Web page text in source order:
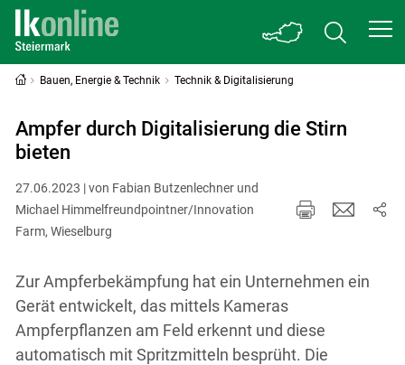
Bauen, Energie & Technik Technik & Digitalisierung
Ampfer durch Digitalisierung die Stirn
bieten
27.06.2023 | von Fabian Butzenlechner und
Michael Himmelfreundpointner/Innovation
Farm, Wieselburg
Zur Ampferbekämpfung hat ein Unternehmen ein
Gerät entwickelt, das mittels Kameras
Ampferpflanzen am Feld erkennt und diese
automatisch mit Spritzmitteln besprüht. Die